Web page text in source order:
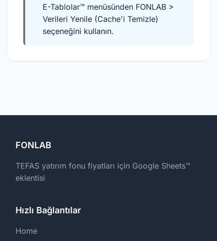
E-Tablolar™ menüsünden FONLAB >
Verileri Yenile (Cache'i Temizle)
seçeneğini kullanın.
FONLAB
TEFAS yatırım fonu fiyatları için Google Sheets™
eklentisi
Hızlı Bağlantılar
Home